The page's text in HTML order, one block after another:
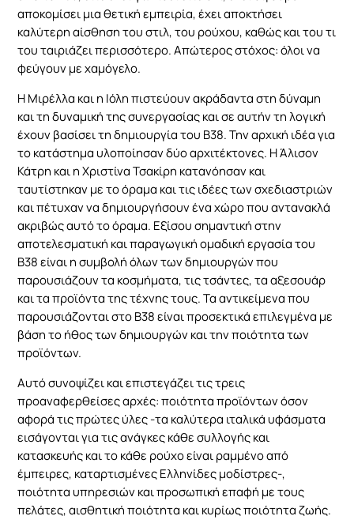
αποκομίσει μια θετική εμπειρία, έχει αποκτήσει
καλύτερη αίσθηση του στιλ, του ρούχου, καθώς και του τι
του ταιριάζει περισσότερο. Απώτερος στόχος: όλοι να
φεύγουν με χαμόγελο.
Η Μιρέλλα και η Ιόλη πιστεύουν ακράδαντα στη δύναμη
και τη δυναμική της συνεργασίας και σε αυτήν τη λογική
έχουν βασίσει τη δημιουργία του B38. Την αρχική ιδέα για
το κατάστημα υλοποίησαν δύο αρχιτέκτονες. Η Άλισον
Κάτρη και η Χριστίνα Τσακίρη κατανόησαν και
ταυτίστηκαν με το όραμα και τις ιδέες των σχεδιαστριών
και πέτυχαν να δημιουργήσουν ένα χώρο που αντανακλά
ακριβώς αυτό το όραμα. Εξίσου σημαντική στην
αποτελεσματική και παραγωγική ομαδική εργασία του
B38 είναι η συμβολή όλων των δημιουργών που
παρουσιάζουν τα κοσμήματα, τις τσάντες, τα αξεσουάρ
και τα προϊόντα της τέχνης τους. Τα αντικείμενα που
παρουσιάζονται στο B38 είναι προσεκτικά επιλεγμένα με
βάση το ήθος των δημιουργών και την ποιότητα των
προϊόντων.
Αυτό συνοψίζει και επιστεγάζει τις τρεις
προαναφερθείσες αρχές: ποιότητα προϊόντων όσον
αφορά τις πρώτες ύλες -τα καλύτερα ιταλικά υφάσματα
εισάγονται για τις ανάγκες κάθε συλλογής και
κατασκευής και το κάθε ρούχο είναι ραμμένο από
έμπειρες, καταρτισμένες Ελληνίδες μοδίστρες-,
ποιότητα υπηρεσιών και προσωπική επαφή με τους
πελάτες, αισθητική ποιότητα και κυρίως ποιότητα ζωής.
ιστότοπο.
τα
ενδιαφέροντα
και τη
συμπεριφορά
σας καθώς
επισκέπτεστε
τον ιστότοπό
μας, αυξάνετε
την πιθανότητα
να δείτε
εξατομικευμένο
περιεχόμενο
και προσφορές.